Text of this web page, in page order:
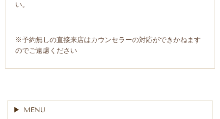
い。
※予約無しの直接来店はカウンセラーの対応ができかねます
のでご遠慮ください
MENU